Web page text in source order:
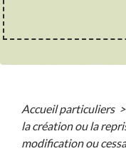
Accueil particuliers >
la création ou la
modification ou